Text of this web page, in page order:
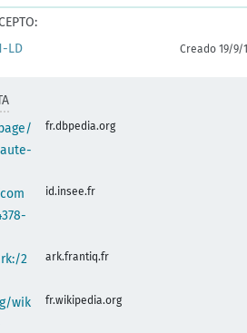
LD Creado 19/9/
fr.dbpedia.org
id.insee.fr
2
ark.frantiq.fr
wik
fr.wikipedia.org